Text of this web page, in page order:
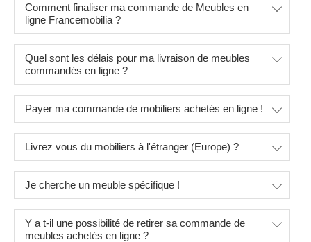
Comment finaliser ma commande de Meubles en
ligne Francemobilia ?
Quel sont les délais pour ma livraison de meubles
commandés en ligne ?
Payer ma commande de mobiliers achetés en ligne !
Livrez vous du mobiliers à l'étranger (Europe) ?
Je cherche un meuble spécifique !
Y a t-il une possibilité de retirer sa commande de
meubles achetés en ligne ?